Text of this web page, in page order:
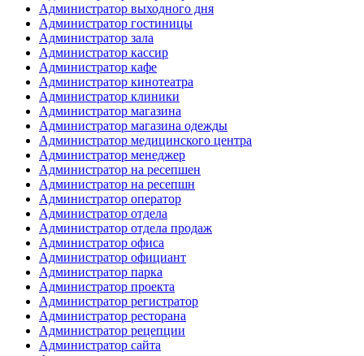
Администратор выходного дня
Администратор гостиницы
Администратор зала
Администратор кассир
Администратор кафе
Администратор кинотеатра
Администратор клиники
Администратор магазина
Администратор магазина одежды
Администратор медицинского центра
Администратор менеджер
Администратор на ресепшен
Администратор на ресепшн
Администратор оператор
Администратор отдела
Администратор отдела продаж
Администратор офиса
Администратор официант
Администратор парка
Администратор проекта
Администратор регистратор
Администратор ресторана
Администратор рецепции
Администратор сайта